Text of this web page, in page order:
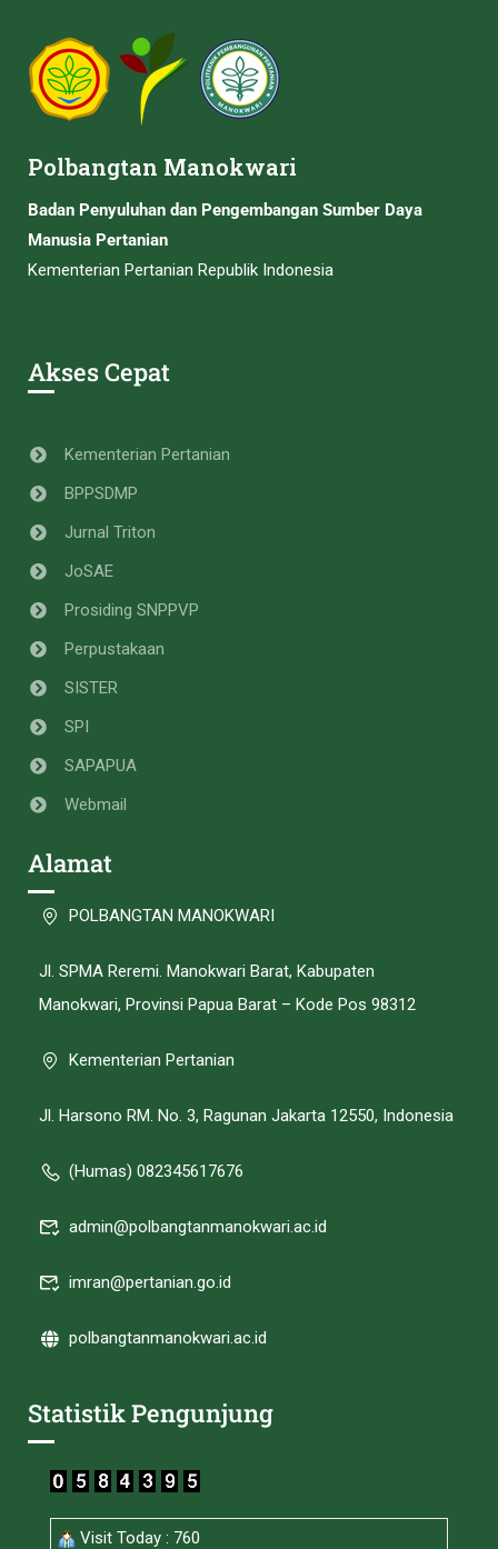
Polbangtan Manokwari
Badan Penyuluhan dan Pengembangan Sumber Daya
Manusia Pertanian
Kementerian Pertanian Republik Indonesia
Akses Cepat
Kementerian Pertanian
BPPSDMP
Jurnal Triton
JoSAE
Prosiding SNPPVP
Perpustakaan
SISTER
SPI
SAPAPUA
Webmail
Alamat
POLBANGTAN MANOKWARI
Jl. SPMA Reremi. Manokwari Barat, Kabupaten
Manokwari, Provinsi Papua Barat – Kode Pos 98312
Kementerian Pertanian
Jl. Harsono RM. No. 3, Ragunan Jakarta 12550, Indonesia
(Humas) 082345617676
admin@polbangtanmanokwari.ac.id
imran@pertanian.go.id
polbangtanmanokwari.ac.id
Statistik Pengunjung
Visit Today : 760